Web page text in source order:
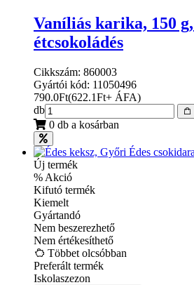
Vaníliás karika, 150
étcsokoládés
Cikkszám: 860003
Gyártói kód: 11050496
790.0Ft(622.1Ft+ ÁFA)
db
0 db a kosárban
Új termék
% Akció
Kifutó termék
Kiemelt
Gyártandó
Nem beszerezhető
Nem értékesíthető
Többet olcsóbban
Preferált termék
Iskolaszezon